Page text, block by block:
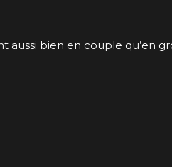
aussi bien en couple qu’en